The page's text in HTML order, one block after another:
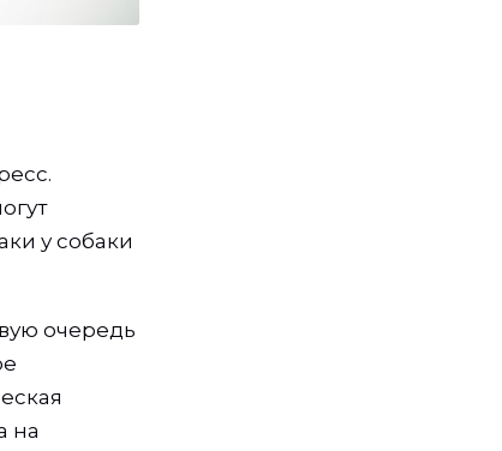
у собаки
очередь
на